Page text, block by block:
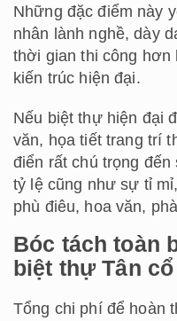
Những đặc điểm này
nhân lành nghề, dày
thời gian thi công hơn
kiến trúc hiện đại.
Nếu biệt thự hiện đại
văn, họa tiết trang trí
điển rất chú trọng
tỷ lệ cũng như sự tỉ
phù điêu, hoa văn,
Bóc tách toàn
biệt thự Tân
Tổng chi phí để hoàn